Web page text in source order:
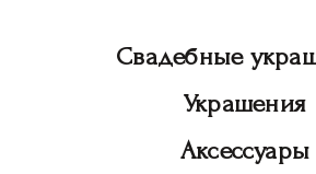
Свадебные
Украшения
Аксессуары